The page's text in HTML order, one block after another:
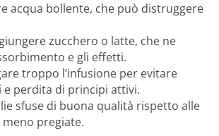
acqua bollente, che può distruggere
zucchero o latte, che ne
e gli effetti.
troppo l’infusione per evitare
e perdita di principi attivi.
sfuse di buona qualità rispetto alle
pregiate.